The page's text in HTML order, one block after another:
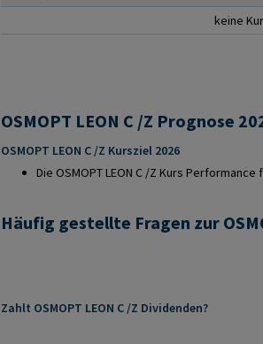
keine
OSMOPT LEON C /Z Kursziel 2026
Die OSMOPT LEON C /Z Kurs Performance
Häufig gestellte Fragen zur
Zahlt OSMOPT LEON C /Z Dividenden?